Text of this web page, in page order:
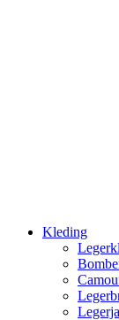
Kleding